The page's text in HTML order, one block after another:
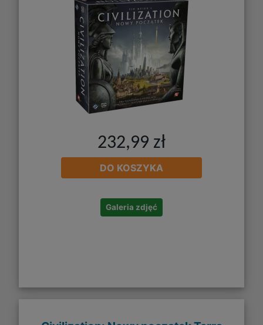
232,99 zł
DO KOSZYKA
Galeria zdjęć